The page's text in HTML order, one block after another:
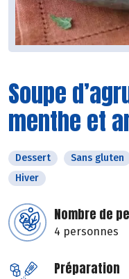
Soupe
menthe et
Dessert Sans gluten
Hiver
Nombre de
4 personnes
Préparation